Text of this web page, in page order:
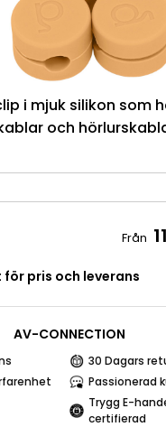
i mjuk silikon som
och
Från
pris och leverans
AV-CONNECTION
30 Dagars
Passionerad
Trygg E-
certifierad